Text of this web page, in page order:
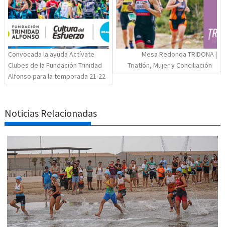
Convocada la ayuda Actívate
Clubes de la Fundación Trinidad
Alfonso para la temporada 21-22
Mesa Redonda TRIDONA |
Triatlón, Mujer y Conciliación
Noticias Relacionadas